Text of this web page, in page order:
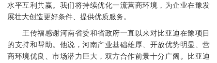
水平互利共赢。我们将持续优化一流营商环境，为企业在豫发
展壮大创造更好条件、提供优质服务。
王传福感谢河南省委和省政府一直以来对比亚迪在豫项目
的支持和帮助。他说，河南产业基础雄厚、开放优势明显、营
商环境优良、市场潜力巨大，双方合作前景十分广阔。比亚迪